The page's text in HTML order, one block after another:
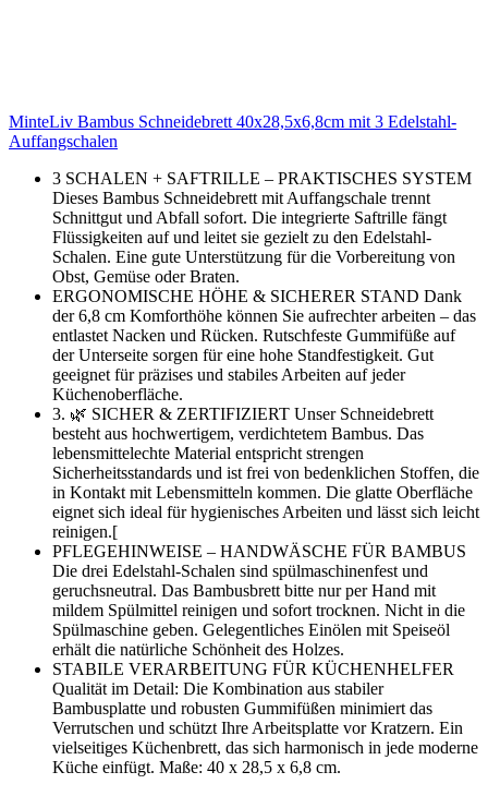
MinteLiv Bambus Schneidebrett 40x28,5x6,8cm mit 3 Edelstahl-
Auffangschalen
3 SCHALEN + SAFTRILLE – PRAKTISCHES SYSTEM
Dieses Bambus Schneidebrett mit Auffangschale trennt
Schnittgut und Abfall sofort. Die integrierte Saftrille fängt
Flüssigkeiten auf und leitet sie gezielt zu den Edelstahl-
Schalen. Eine gute Unterstützung für die Vorbereitung von
Obst, Gemüse oder Braten.
ERGONOMISCHE HÖHE & SICHERER STAND Dank
der 6,8 cm Komforthöhe können Sie aufrechter arbeiten – das
entlastet Nacken und Rücken. Rutschfeste Gummifüße auf
der Unterseite sorgen für eine hohe Standfestigkeit. Gut
geeignet für präzises und stabiles Arbeiten auf jeder
Küchenoberfläche.
3. 🌿 SICHER & ZERTIFIZIERT Unser Schneidebrett
besteht aus hochwertigem, verdichtetem Bambus. Das
lebensmittelechte Material entspricht strengen
Sicherheitsstandards und ist frei von bedenklichen Stoffen, die
in Kontakt mit Lebensmitteln kommen. Die glatte Oberfläche
eignet sich ideal für hygienisches Arbeiten und lässt sich leicht
reinigen.[
PFLEGEHINWEISE – HANDWÄSCHE FÜR BAMBUS
Die drei Edelstahl-Schalen sind spülmaschinenfest und
geruchsneutral. Das Bambusbrett bitte nur per Hand mit
mildem Spülmittel reinigen und sofort trocknen. Nicht in die
Spülmaschine geben. Gelegentliches Einölen mit Speiseöl
erhält die natürliche Schönheit des Holzes.
STABILE VERARBEITUNG FÜR KÜCHENHELFER
Qualität im Detail: Die Kombination aus stabiler
Bambusplatte und robusten Gummifüßen minimiert das
Verrutschen und schützt Ihre Arbeitsplatte vor Kratzern. Ein
vielseitiges Küchenbrett, das sich harmonisch in jede moderne
Küche einfügt. Maße: 40 x 28,5 x 6,8 cm.